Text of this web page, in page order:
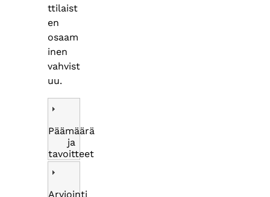
ttilaist
en
osaam
inen
vahvist
uu.
Päämäärä
ja
tavoitteet
Arviointi